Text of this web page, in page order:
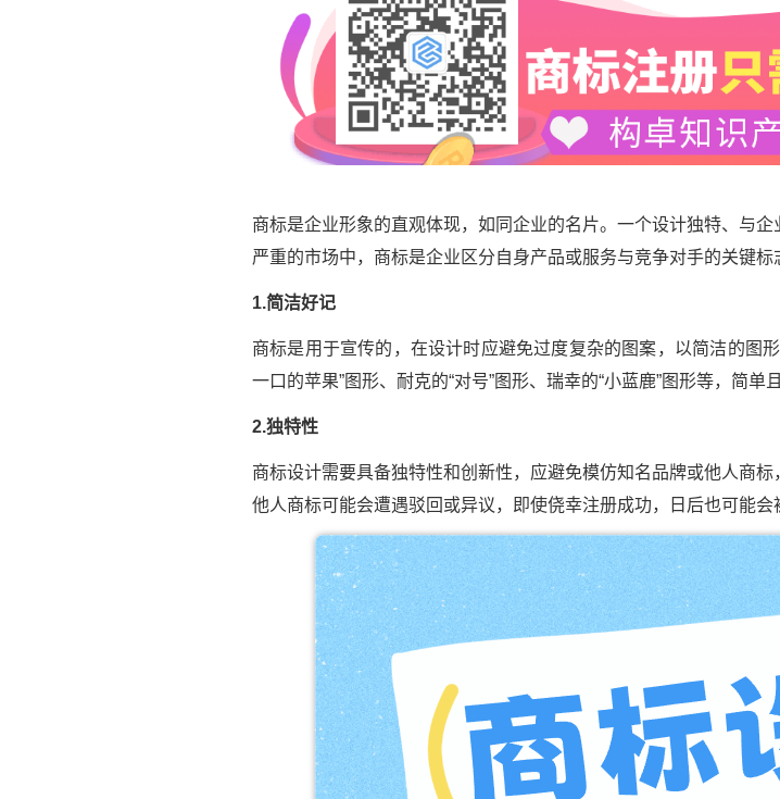
商标是企业形象的直观体现，如同企业的名片。一个设计独特、与
严重的市场中，商标是企业区分自身产品或服务与竞争对手的关键
1.简洁好记
商标是用于宣传的，在设计时应避免过度复杂的图案，以简洁的图
一口的苹果”图形、耐克的“对号”图形、瑞幸的“小蓝鹿”图形等，简单
2.独特性
商标设计需要具备独特性和创新性，应避免模仿知名品牌或他人商
他人商标可能会遭遇驳回或异议，即使侥幸注册成功，日后也可能会